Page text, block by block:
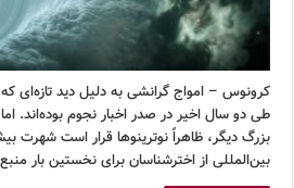
کرونوس – امواج گرانشی به دلیل دید تازه‌ای که
طی دو سال اخیر در صدر اخبار نجوم بوده‌اند.
بزرگ دیگر، ظاهراً نوترینوها قرار است
بین‌المللی از اخترشناسان برای نخستین بار